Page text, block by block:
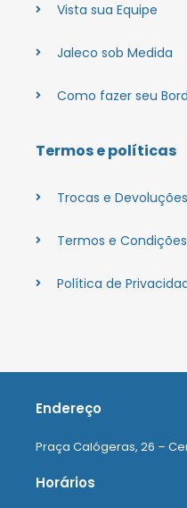
Vista sua Equipe
Jaleco sob Medida
Como fazer seu
Termos e políticas
Trocas e Devoluções
Termos e Condições
Política de
Endereço
Praça Calógeras, 26 –
Horários